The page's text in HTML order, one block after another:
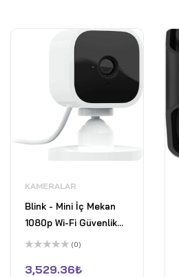
KAMERALAR
Blink - Mini İç Mekan
1080p Wi-Fi Güvenlik
Kamerası - Beyaz
üzerinden
0
(0)
3,529.36₺